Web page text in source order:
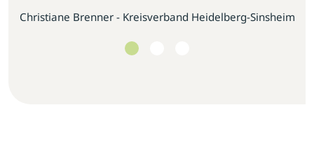
Christiane Brenner - Kreisverband Heidelberg-Sinsheim